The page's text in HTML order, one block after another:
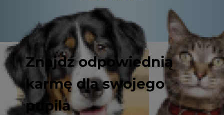
Znajdź odpowiednią
karmę dla swojego
pupila